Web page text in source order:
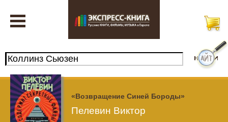
«Возвращение Синей Бороды»
Пелевин Виктор